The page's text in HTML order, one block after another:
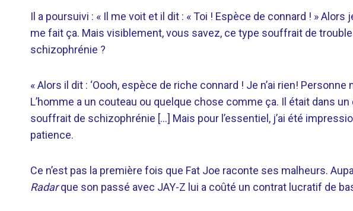
Il a poursuivi : « Il me voit et il dit : « Toi ! Espèce de connard ! »
me fait ça. Mais visiblement, vous savez, ce type souffrait de
schizophrénie ?
« Alors il dit : ‘Oooh, espèce de riche connard ! Je n’ai rien! Personne
L’homme a un couteau ou quelque chose comme ça. Il était dans un
souffrait de schizophrénie […] Mais pour l’essentiel, j’ai été
patience.
Ce n’est pas la première fois que Fat Joe raconte ses malheurs.
Radarque son passé avec JAY-Z lui a coûté un contrat lucratif de